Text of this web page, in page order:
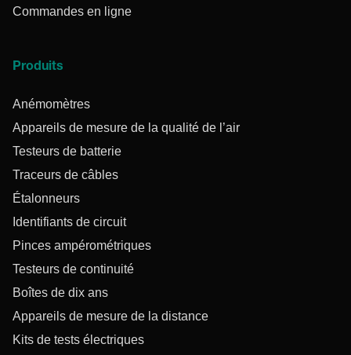
Commandes en ligne
Produits
Anémomètres
Appareils de mesure de la qualité de l’air
Testeurs de batterie
Traceurs de câbles
Étalonneurs
Identifiants de circuit
Pinces ampérométriques
Testeurs de continuité
Boîtes de dix ans
Appareils de mesure de la distance
Kits de tests électriques